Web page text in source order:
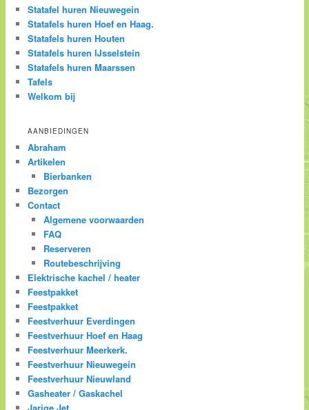
Statafel huren Nieuwegein
Statafels huren Hoef en Haag.
Statafels huren Houten
Statafels huren IJsselstein
Statafels huren Maarssen
Tafels
Welkom bij
AANBIEDINGEN
Abraham
Artikelen
Bierbanken
Bezorgen
Contact
Algemene voorwaarden
FAQ
Reserveren
Routebeschrijving
Elektrische kachel / heater
Feestpakket
Feestpakket
Feestverhuur Everdingen
Feestverhuur Hoef en Haag
Feestverhuur Meerkerk.
Feestverhuur Nieuwegein
Feestverhuur Nieuwland
Gasheater / Gaskachel
Jarige Jet